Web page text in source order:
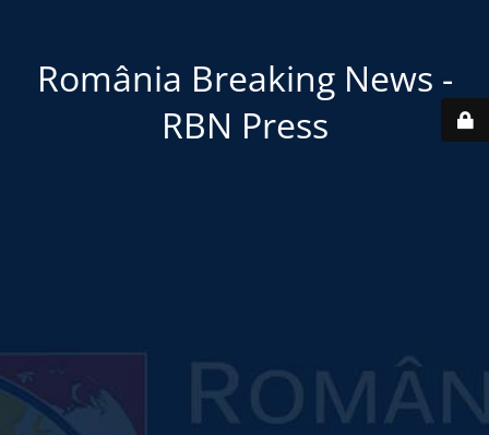
România Breaking News -
RBN Press